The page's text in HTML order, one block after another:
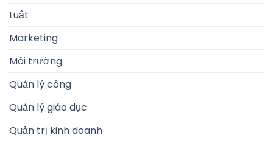
Luật
Marketing
Môi trường
Quản lý công
Quản lý giáo dục
Quản trị kinh doanh